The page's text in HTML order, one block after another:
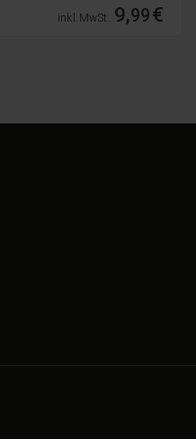
inkl. MwSt. 9,99€